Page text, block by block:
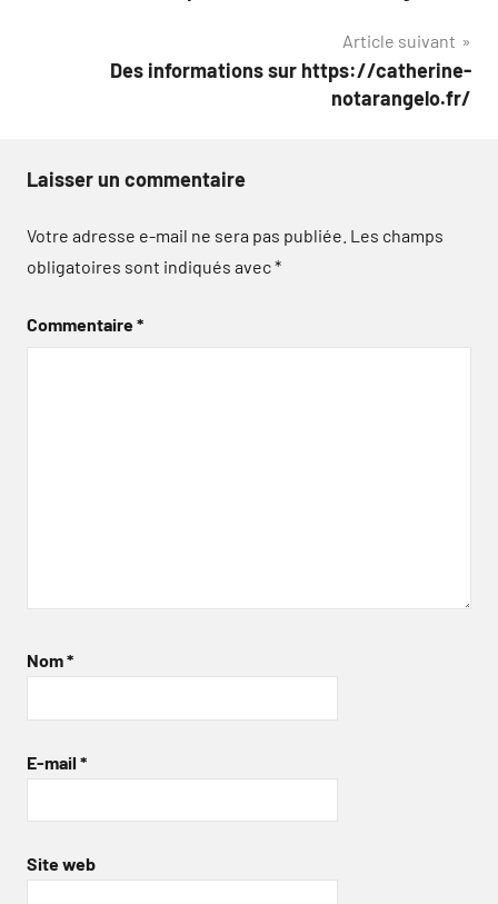
Article suivant
Des informations sur https://catherine-
notarangelo.fr/
Laisser un commentaire
Votre adresse e-mail ne sera pas publiée. Les champs
obligatoires sont indiqués avec*
Commentaire*
Nom*
E-mail *
Site web